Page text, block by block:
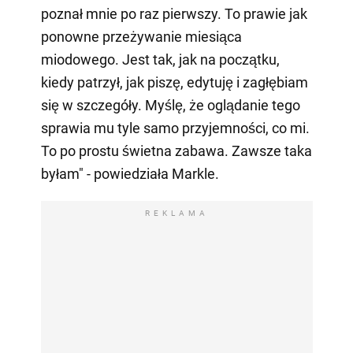
poznał mnie po raz pierwszy. To prawie jak
ponowne przeżywanie miesiąca
miodowego. Jest tak, jak na początku,
kiedy patrzył, jak piszę, edytuję i zagłębiam
się w szczegóły. Myślę, że oglądanie tego
sprawia mu tyle samo przyjemności, co mi.
To po prostu świetna zabawa. Zawsze taka
byłam" - powiedziała Markle.
REKLAMA